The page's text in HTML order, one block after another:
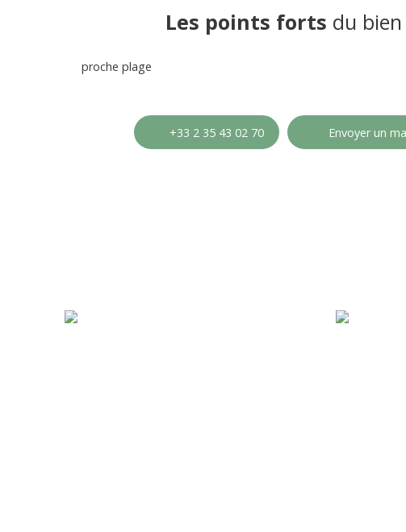
Les points forts du bien
proche plage
+33 2 35 43 02 70 Envoyer un